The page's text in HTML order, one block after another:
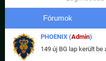
Fórumok
PHOENIX (Admin)